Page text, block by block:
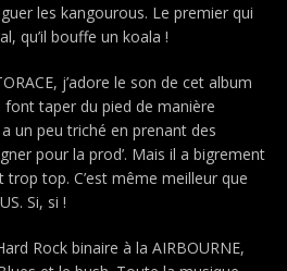
les kangourous. Le premier qui
qu’il bouffe un koala !
j’adore le son de cet album
taper du pied de manière
un peu triché en prenant des
pour la prod’. Mais il a bigrement
top. C’est même meilleur que
Si, si !
Rock binaire à la AIRBOURNE,